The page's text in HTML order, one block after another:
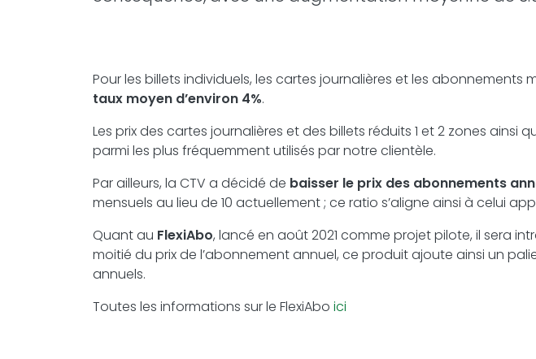
Pour les billets individuels, les cartes journalières et les
taux moyen d’environ 4%.
Les prix des cartes journalières et des billets réduits 1 et 2 zones ainsi
parmi les plus fréquemment utilisés par notre clientèle.
Par ailleurs, la CTV a décidé de baisser le prix des abonnements
mensuels au lieu de 10 actuellement ; ce ratio s’aligne ainsi à celui
Quant au FlexiAbo, lancé en août 2021 comme projet pilote, il sera
moitié du prix de l’abonnement annuel, ce produit ajoute ainsi un
annuels.
Toutes les informations sur le FlexiAbo ici